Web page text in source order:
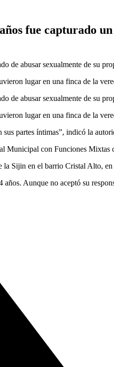
fue capturado
de abusar sexualmente de su
lugar en una finca de la
de abusar sexualmente de su
lugar en una finca de la
partes íntimas”, indicó la
con Funciones Mixtas
la Sijin en el barrio Cristal Alto,
Aunque no aceptó su